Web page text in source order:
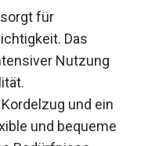
Das
Nutzung
und ein
und bequeme
Bedürfnisse